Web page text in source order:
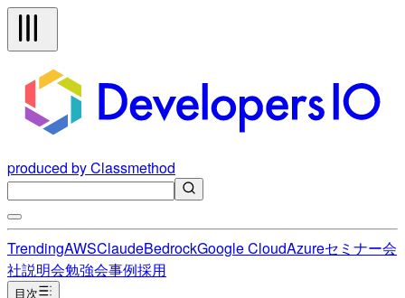
produced by Classmethod
TrendingAWSClaudeBedrockGoogle CloudAzureセミナー会
社説明会勉強会事例採用
目次